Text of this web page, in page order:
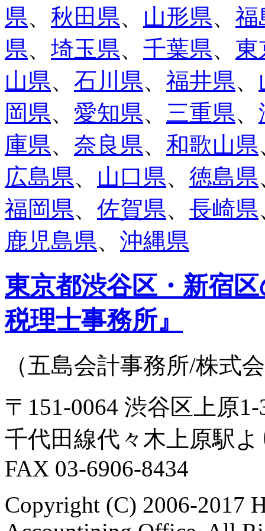
県、 秋田県、 山形県、 福
県、 埼玉県、 千葉県、 東
山県、 石川県、 福井県、
岡県、 愛知県、 三重県、
庫県、 奈良県、 和歌山県
広島県、 山口県、 徳島県
福岡県、 佐賀県、 長崎県
鹿児島県、 沖縄県
東京都渋谷区・新宿
税理士事務所』
（五島会計事務所/株式
〒151-0064 渋谷区上原
千代田線代々木上原駅
FAX 03-6906-8434
Copyright (C) 2006-2017